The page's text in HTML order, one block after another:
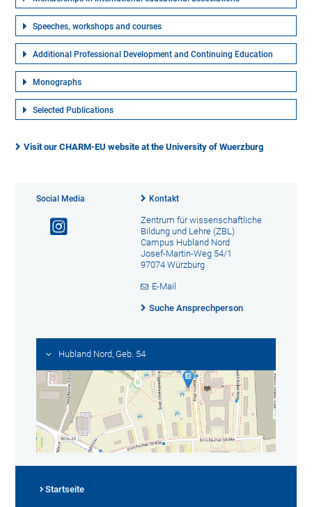
Speeches, workshops and courses
Additional Professional Development and Continuing Education
Monographs
Selected Publications
Visit our CHARM-EU website at the University of Wuerzburg
Social Media Kontakt
Zentrum für wissenschaftliche
Bildung und Lehre (ZBL)
Campus Hubland Nord
Josef-Martin-Weg 54/1
97074 Würzburg
E-Mail
Suche Ansprechperson
Hubland Nord, Geb. 54
Startseite